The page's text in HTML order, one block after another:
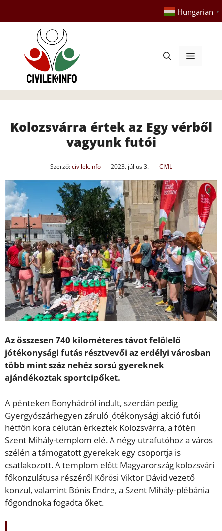
tartalomba
Hungarian ▼
Menü
Kolozsvárra értek az Egy vérből
vagyunk futói
Szerző:civilek.info 2023. július 3. CIVIL
Az összesen 740 kilométeres távot felölelő
jótékonysági futás résztvevői az erdélyi városban
több mint száz nehéz sorsú gyereknek
ajándékoztak sportcipőket.
A pénteken Bonyhádról indult, szerdán pedig
Gyergyószárhegyen záruló jótékonysági akció futói
hétfőn kora délután érkeztek Kolozsvárra, a főtéri
Szent Mihály-templom elé. A négy utrafutóhoz a város
szélén a támogatott gyerekek egy csoportja is
csatlakozott. A templom előtt Magyarország kolozsvári
főkonzulátusa részéről Kőrösi Viktor Dávid vezető
konzul, valamint Bónis Endre, a Szent Mihály-plébánia
főgondnoka fogadta őket.